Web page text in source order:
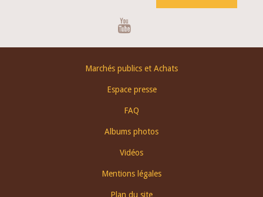
Marchés publics et Achats
Espace presse
FAQ
Albums photos
Vidéos
Mentions légales
Plan du site